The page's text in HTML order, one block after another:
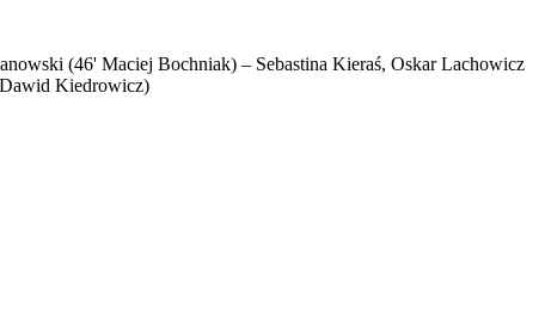
(46' Maciej Bochniak) – Sebastina Kieraś, Oskar Lachowicz
Kiedrowicz)